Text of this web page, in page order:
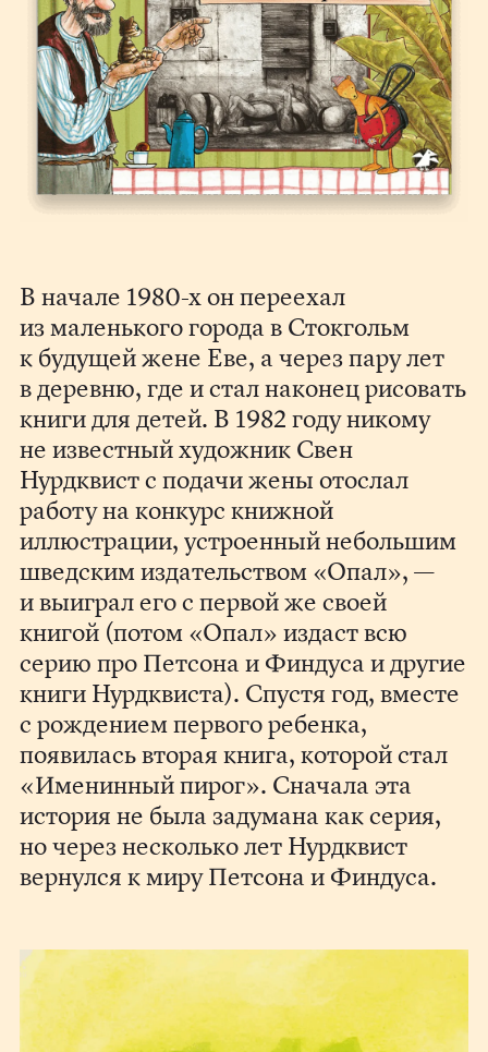
В начале 1980-х он переехал
из маленького города в Стокгольм
к будущей жене Еве, а через пару лет
в деревню, где и стал наконец рисовать
книги для детей. В 1982 году никому
не известный художник Свен
Нурдквист с подачи жены отослал
работу на конкурс книжной
иллюстрации, устроенный небольшим
шведским издательством «Опал», —
и выиграл его с первой же своей
книгой (потом «Опал» издаст всю
серию про Петсона и Финдуса и другие
книги Нурдквиста). Спустя год, вместе
с рождением первого ребенка,
появилась вторая книга, которой стал
«Именинный пирог». Сначала эта
история не была задумана как серия,
но через несколько лет Нурдквист
вернулся к миру Петсона и Финдуса.